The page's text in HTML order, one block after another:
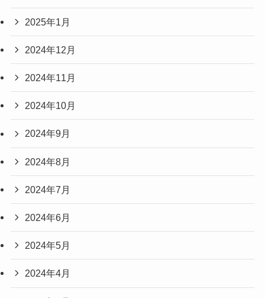
2025年1月
2024年12月
2024年11月
2024年10月
2024年9月
2024年8月
2024年7月
2024年6月
2024年5月
2024年4月